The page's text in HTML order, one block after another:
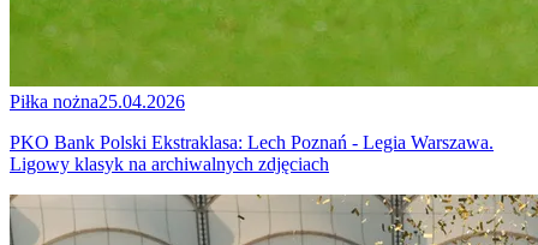
Piłka nożna25.04.2026
PKO Bank Polski Ekstraklasa: Lech Poznań - Legia Warszawa.
Ligowy klasyk na archiwalnych zdjęciach